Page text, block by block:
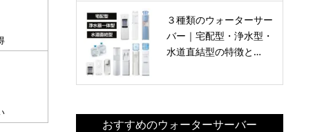
３種類のウォーターサー
バー｜宅配型・浄水型・
水道直結型の特徴と…
おすすめのウォーターサーバー